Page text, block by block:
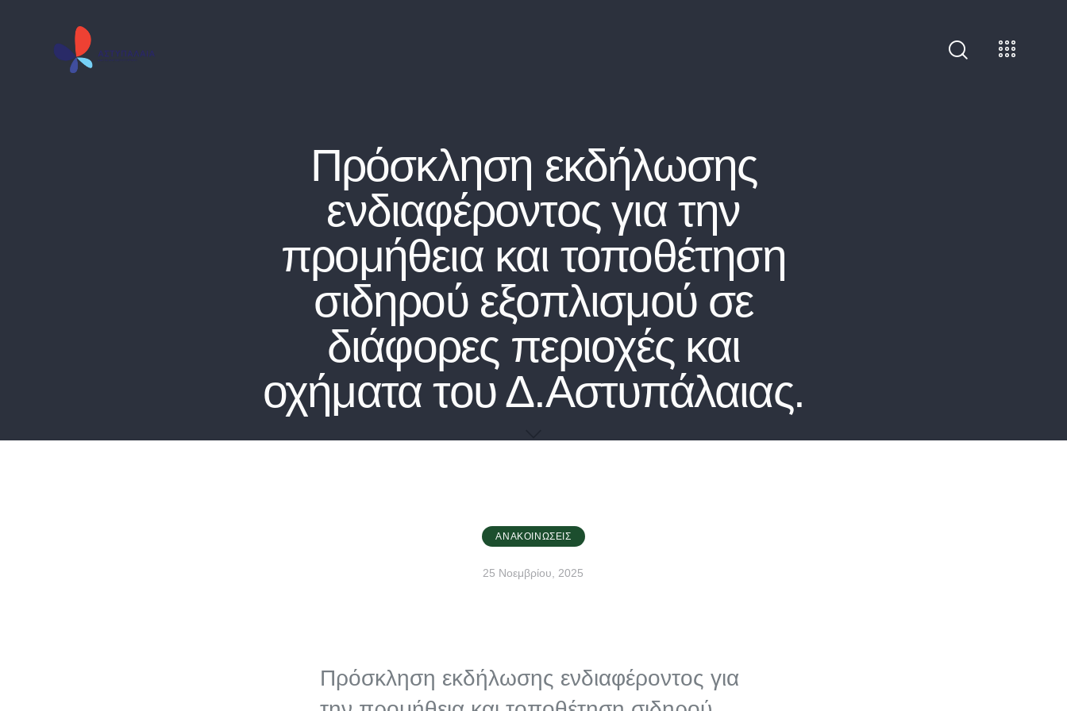
Πρόσκληση εκδήλωσης
ενδιαφέροντος για την
προμήθεια και τοποθέτηση
σιδηρού εξοπλισμού σε
διάφορες περιοχές και
οχήματα του Δ.Αστυπάλαιας.
ΑΝΑΚΟΙΝΏΣΕΙΣ
25 Νοεμβρίου, 2025
Πρόσκληση εκδήλωσης ενδιαφέροντος για